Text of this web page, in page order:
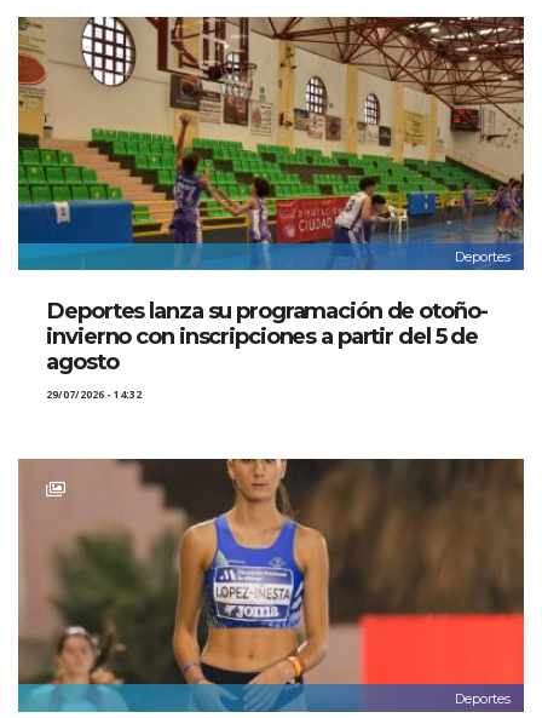
Deportes
Deportes lanza su programación de otoño-
invierno con inscripciones a partir del 5 de
agosto
29/07/2026 - 14:32
Deportes